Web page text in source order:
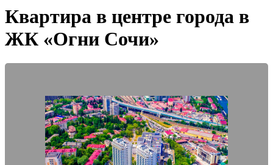
Квартира в центре города в
ЖК «Огни Сочи»